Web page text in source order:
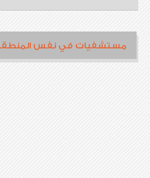
مستشفيات في نفس المنطقة